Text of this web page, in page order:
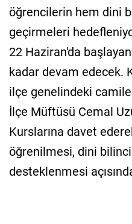
öğrencilerin hem dini
geçirmeleri
22 Haziran'da
kadar devam edecek.
ilçe genelindeki
İlçe Müftüsü Cemal
Kurslarına davet
öğrenilmesi, dini
desteklenmesi